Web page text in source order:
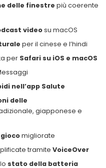
delle finestre più coerente
videosu macOS
per il cinese e l’hindi
per Safari su iOS e macOS
nell’app Salute
delle
giapponese e
migliorate
tramite VoiceOver
stato della batteria